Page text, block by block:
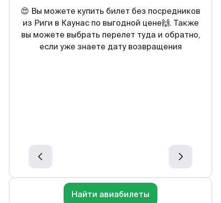
😍 Вы можете купить билет без посредников
из Риги в Каунас по выгодной цене🙌. Также
вы можете выбрать перелет туда и обратно,
если уже знаете дату возвращения
Найти авиабилеты